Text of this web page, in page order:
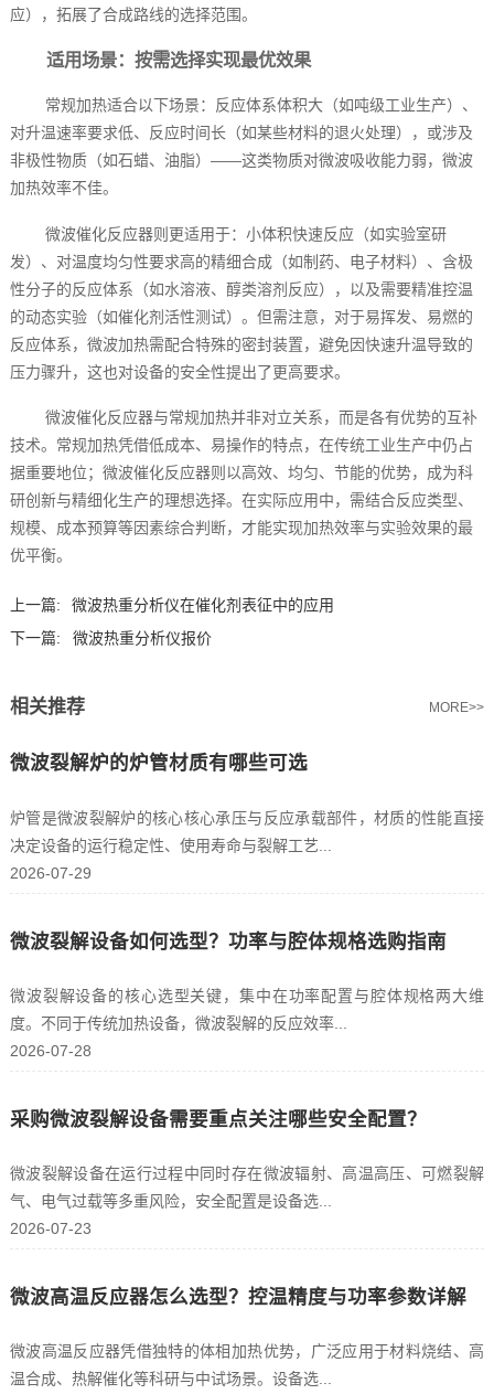
应），拓展了合成路线的选择范围。
适用场景：按需选择实现最优效果
常规加热适合以下场景：反应体系体积大（如吨级工业生产）、
对升温速率要求低、反应时间长（如某些材料的退火处理），或涉及
非极性物质（如石蜡、油脂）——这类物质对微波吸收能力弱，微波
加热效率不佳。
微波催化反应器则更适用于：小体积快速反应（如实验室研
发）、对温度均匀性要求高的精细合成（如制药、电子材料）、含极
性分子的反应体系（如水溶液、醇类溶剂反应），以及需要精准控温
的动态实验（如催化剂活性测试）。但需注意，对于易挥发、易燃的
反应体系，微波加热需配合特殊的密封装置，避免因快速升温导致的
压力骤升，这也对设备的安全性提出了更高要求。
微波催化反应器与常规加热并非对立关系，而是各有优势的互补
技术。常规加热凭借低成本、易操作的特点，在传统工业生产中仍占
据重要地位；微波催化反应器则以高效、均匀、节能的优势，成为科
研创新与精细化生产的理想选择。在实际应用中，需结合反应类型、
规模、成本预算等因素综合判断，才能实现加热效率与实验效果的最
优平衡。‍
上一篇:
微波热重分析仪在催化剂表征中的应用
下一篇:
微波热重分析仪报价
相关推荐 MORE>>
微波裂解炉的炉管材质有哪些可选
炉管是微波裂解炉的核心核心承压与反应承载部件，材质的性能直接
决定设备的运行稳定性、使用寿命与裂解工艺...
2026-07-29
微波裂解设备如何选型？功率与腔体规格选购指南
微波裂解设备的核心选型关键，集中在功率配置与腔体规格两大维
度。不同于传统加热设备，微波裂解的反应效率...
2026-07-28
采购微波裂解设备需要重点关注哪些安全配置？
微波裂解设备在运行过程中同时存在微波辐射、高温高压、可燃裂解
气、电气过载等多重风险，安全配置是设备选...
2026-07-23
微波高温反应器怎么选型？控温精度与功率参数详解
微波高温反应器凭借独特的体相加热优势，广泛应用于材料烧结、高
温合成、热解催化等科研与中试场景。设备选...